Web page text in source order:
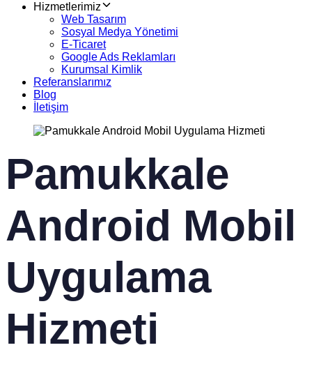
Hizmetlerimiz
Web Tasarım
Sosyal Medya Yönetimi
E-Ticaret
Google Ads Reklamları
Kurumsal Kimlik
Referanslarımız
Blog
İletişim
Pamukkale
Android Mobil
Uygulama
Hizmeti